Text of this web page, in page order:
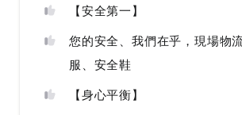
【安全第一】
您的安全、我們在乎，現場物
服、安全鞋
【身心平衡】